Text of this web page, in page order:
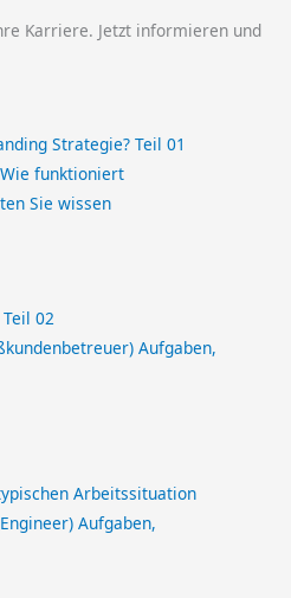
Karriere. Jetzt informieren und
funktioniert
Sie wissen
Aufgaben,
Aufgaben,